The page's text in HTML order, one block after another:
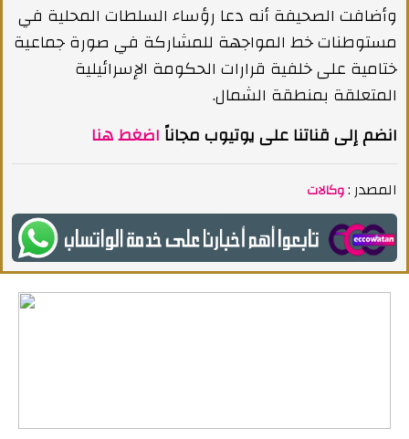
وأضافت الصحيفة أنه دعا رؤساء السلطات المحلية في
مستوطنات خط المواجهة للمشاركة في صورة جماعية
ختامية على خلفية قرارات الحكومة الإسرائيلية
المتعلقة بمنطقة الشمال.
انضم إلى قناتنا على يوتيوب مجاناً اضغط هنا
المصدر :وكالات